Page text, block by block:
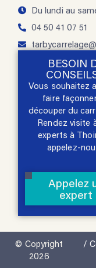
Du lundi au
04 50 41 07 51
BESOIN
Vous souhaitez
faire
découper du
Rendez visite
experts à
appelez-
Appelez
expert
© Copyright
2026
/